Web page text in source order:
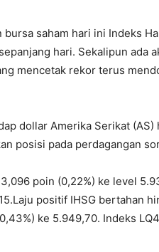
saham hari ini Indeks
hari. Sekalipun ada
mencetak rekor terus
dollar Amerika Serikat (AS)
posisi pada perdagangan
poin (0,22%) ke level
positif IHSG bertahan
ke 5.949,70. Indeks